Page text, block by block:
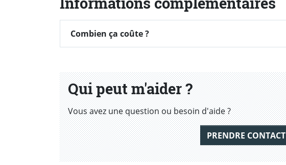
Combien ça coûte ?
Combien ça coûte ?
Qui peut m'aider ?
Vous avez une question ou besoin d'aide ?
PRENDRE CONTACT